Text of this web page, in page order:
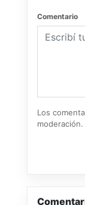
Comentario
Los
moderación.